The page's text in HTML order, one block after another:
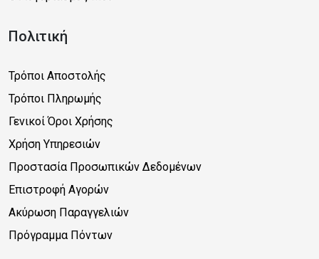
Πολιτική
Τρόποι Αποστολής
Τρόποι Πληρωμής
Γενικοί Όροι Χρήσης
Χρήση Υπηρεσιών
Προστασία Προσωπικών Δεδομένων
Επιστροφή Αγορών
Ακύρωση Παραγγελιών
Πρόγραμμα Πόντων